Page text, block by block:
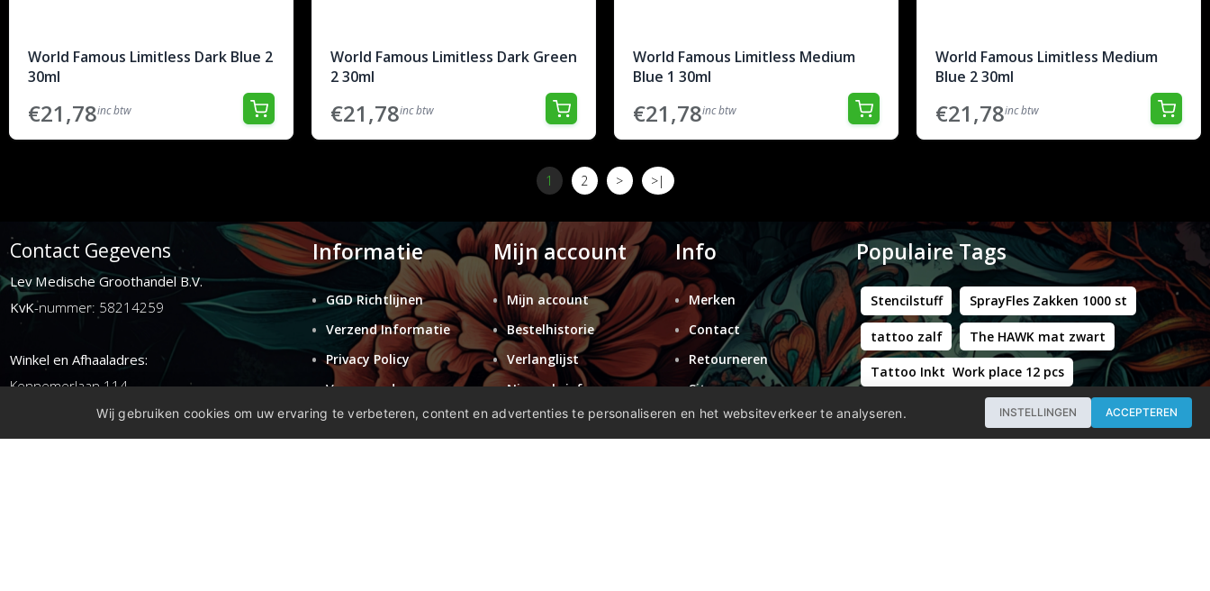
World Famous Limitless Dark Blue 2
30ml
€21,78inc btw
World Famous Limitless Dark Green
2 30ml
€21,78inc btw
World Famous Limitless Medium
Blue 1 30ml
€21,78inc btw
World Famous Limitless Medium
Blue 2 30ml
€21,78inc btw
1 2 > >|
Contact Gegevens
Lev Medische Groothandel B.V.
KvK-nummer: 58214259
Winkel en Afhaaladres:
Kennemerlaan 114
1972ER ijmuiden
Informatie
GGD Richtlijnen
Verzend Informatie
Privacy Policy
Voorwaarden
Retouren
Mijn account
Mijn account
Bestelhistorie
Verlanglijst
Nieuwsbrief
Info
Merken
Contact
Retourneren
Sitemap
Populaire Tags
Stencilstuff SprayFles Zakken 1000 st
tattoo zalf The HAWK mat zwart
Tattoo Inkt Work place 12 pcs
Hustle Butter Deluxe Zakjes
Professional - Workstation Pro - Matt Black
Wij gebruiken cookies om uw ervaring te verbeteren, content en advertenties te personaliseren en het websiteverkeer te analyseren. INSTELLINGEN ACCEPTEREN